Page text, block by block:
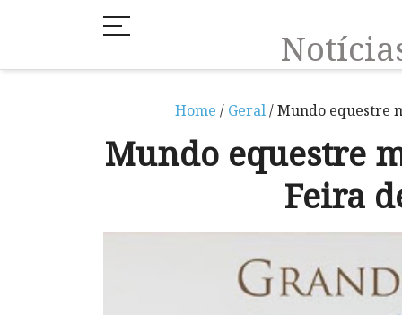
Home / Geral/ Mundo equestre
Mundo equestre
Feira